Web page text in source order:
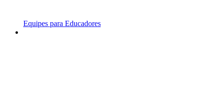
Equipes para Educadores